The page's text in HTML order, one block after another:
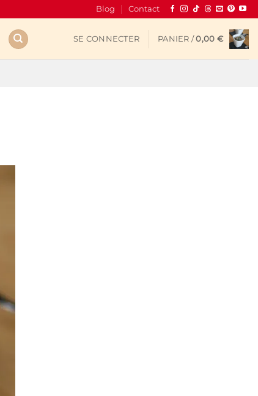
Blog Contact
SE CONNECTER PANIER /0,00 €